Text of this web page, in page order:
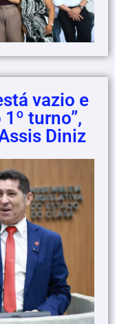
vazio e
turno”,
Diniz